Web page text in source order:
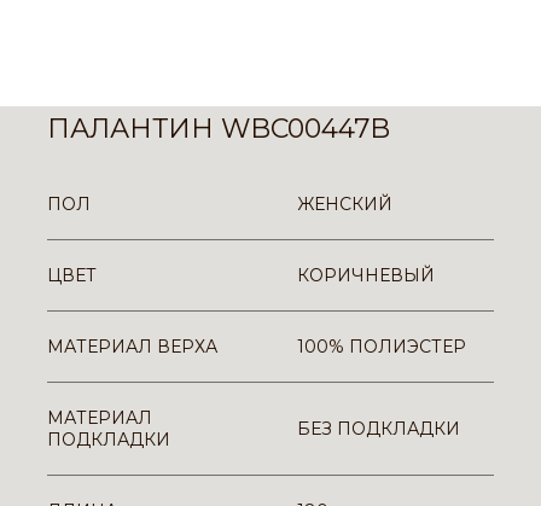
ПАЛАНТИН WBC00447B
ПОЛ ЖЕНСКИЙ
ЦВЕТ КОРИЧНЕВЫЙ
МАТЕРИАЛ ВЕРХА 100% ПОЛИЭСТЕР
МАТЕРИАЛ
ПОДКЛАДКИ
БЕЗ ПОДКЛАДКИ